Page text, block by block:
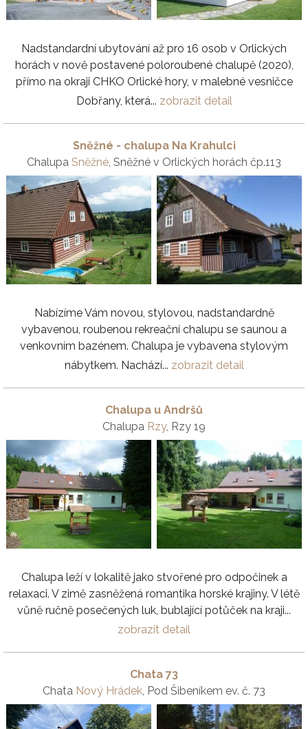
Nadstandardní ubytování až pro 16 osob v Orlických
horách v nově postavené poloroubené chalupě (2020),
přímo na okraji CHKO Orlické hory, v malebné vesničce
Dobřany, která... zobrazit detail
Sněžné - chalupa Na Krahulci
Chalupa Sněžné, Sněžné v Orlických horách čp.113
Nabízíme Vám novou, stylovou, nadstandardně
vybavenou, roubenou rekreační chalupu se saunou a
venkovním bazénem. Chalupa je vybavena stylovým
nábytkem. Nachází... zobrazit detail
Chalupa u Andršů
Chalupa Rzy, Rzy 19
Chalupa leží v lokalitě jako stvořené pro odpočinek a
relaxaci. V zimě zasněžená romantika horské krajiny. V létě
vůně ručně posečených luk, bublající potůček na kraji...
zobrazit detail
Chata 73
Chata Nový Hrádek, Pod Šibeníkem ev. č. 73